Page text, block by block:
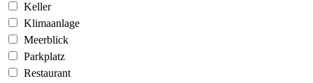
Keller
Klimaanlage
Meerblick
Parkplatz
Restaurant